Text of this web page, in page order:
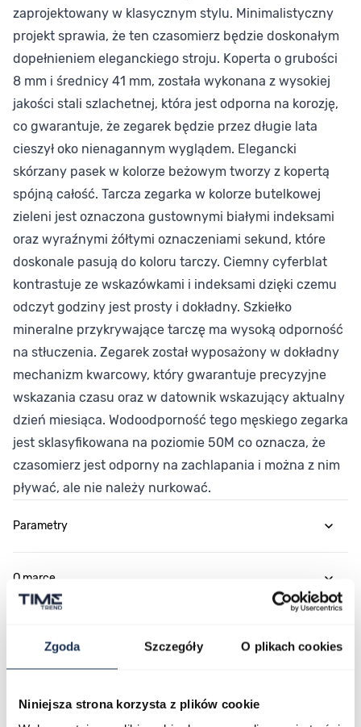
Zgoda Szczegóły O plikach cookies
Niniejsza strona korzysta z plików cookie
zaprojektowany w klasycznym stylu. Minimalistyczny
projekt sprawia, że ten czasomierz będzie doskonałym
dopełnieniem eleganckiego stroju. Koperta o grubości
8 mm i średnicy 41 mm, została wykonana z wysokiej
jakości stali szlachetnej, która jest odporna na korozję,
co gwarantuje, że zegarek będzie przez długie lata
cieszył oko nienagannym wyglądem. Elegancki
skórzany pasek w kolorze beżowym tworzy z kopertą
spójną całość. Tarcza zegarka w kolorze butelkowej
zieleni jest oznaczona gustownymi białymi indeksami
oraz wyraźnymi żółtymi oznaczeniami sekund, które
doskonale pasują do koloru tarczy. Ciemny cyferblat
kontrastuje ze wskazówkami i indeksami dzięki czemu
odczyt godziny jest prosty i dokładny. Szkiełko
mineralne przykrywające tarczę ma wysoką odporność
na stłuczenia. Zegarek został wyposażony w dokładny
mechanizm kwarcowy, który gwarantuje precyzyjne
wskazania czasu oraz w datownik wskazujący aktualny
dzień miesiąca. Wodoodporność tego męskiego zegarka
jest sklasyfikowana na poziomie 50M co oznacza, że
czasomierz jest odporny na zachlapania i można z nim
pływać, ale nie należy nurkować.
Parametry
O marce